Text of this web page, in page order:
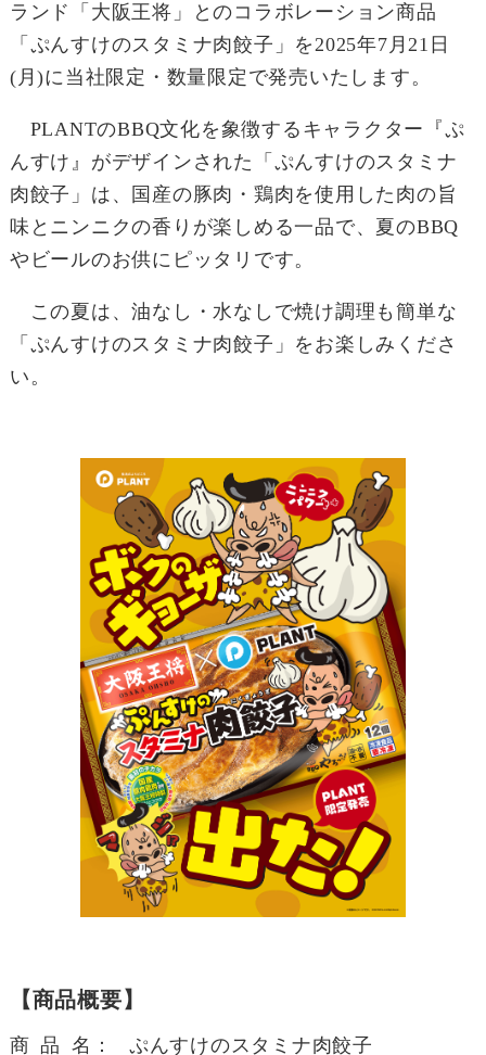
ランド「大阪王将」とのコラボレーション商品
「ぷんすけのスタミナ肉餃子」を2025年7月21日
(月)に当社限定・数量限定で発売いたします。
PLANTのBBQ文化を象徴するキャラクター『ぷ
んすけ』がデザインされた「ぷんすけのスタミナ
肉餃子」は、国産の豚肉・鶏肉を使用した肉の旨
味とニンニクの香りが楽しめる一品で、夏のBBQ
やビールのお供にピッタリです。
この夏は、油なし・水なしで焼け調理も簡単な
「ぷんすけのスタミナ肉餃子」をお楽しみくださ
い。
【商品概要】
商 品 名：
ぷんすけのスタミナ肉餃子